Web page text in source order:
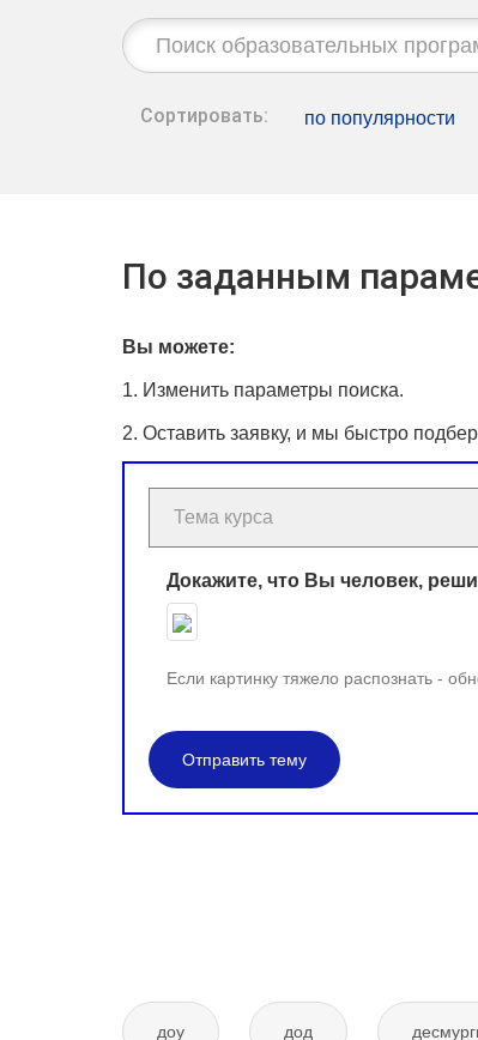
Строка
поиска:
Сортировать: по популярности
По заданным
Вы можете:
1. Изменить параметры поиска.
2. Оставить заявку, и мы быстро
Докажите, что Вы человек,
Если картинку тяжело распознать -
Отправить тему
доу дод